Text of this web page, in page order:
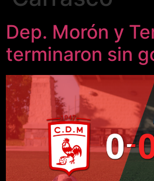
Dep. Morón y
terminaron sin